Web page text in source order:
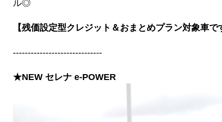
ル◎
【残価設定型クレジット＆おまとめプラン対象車で
------------------------------
★NEW セレナ e-POWER